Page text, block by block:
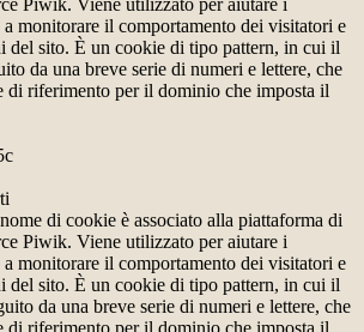
Piwik. Viene utilizzato per aiutare i
monitorare il comportamento dei visitatori e
del sito. È un cookie di tipo pattern, in cui il
da una breve serie di numeri e lettere, che
di riferimento per il dominio che imposta il
di cookie è associato alla piattaforma di
Piwik. Viene utilizzato per aiutare i
monitorare il comportamento dei visitatori e
del sito. È un cookie di tipo pattern, in cui il
da una breve serie di numeri e lettere, che
di riferimento per il dominio che imposta il